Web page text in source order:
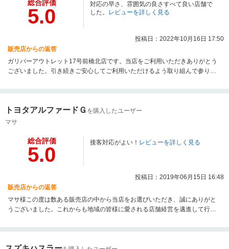
総合評価
5.0
対応の早さ、雰囲気の良さすべて良い店舗で
した。 レビューを詳しく見る
投稿日：2022年10月16日 17:50
販売店からの返答
ガリバーアウトレット17号前橋北店です。当店をご利用いただきありがとう
ございました。引き続きご安心してご利用いただけるよう取り組んで参りま
トヨタアルファードＧ を購入したユーザー
マサ
総合評価
5.0
接客対応がよい！ レビューを詳しく見る
投稿日：2019年06月15日 16:48
販売店からの返答
マサ様この度は数ある販売店の中から当店をお選びいただき、誠にありがと
うございました。これからも地域の皆様に愛される店舗経営を邁進して行き